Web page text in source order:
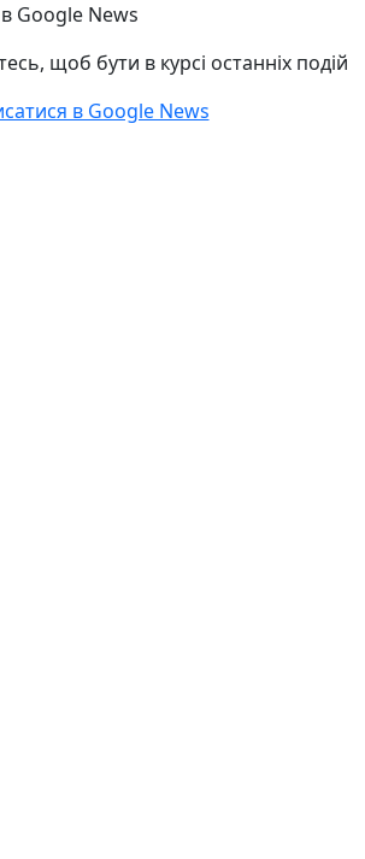
Google News
щоб бути в курсі останніх подій
в Google News